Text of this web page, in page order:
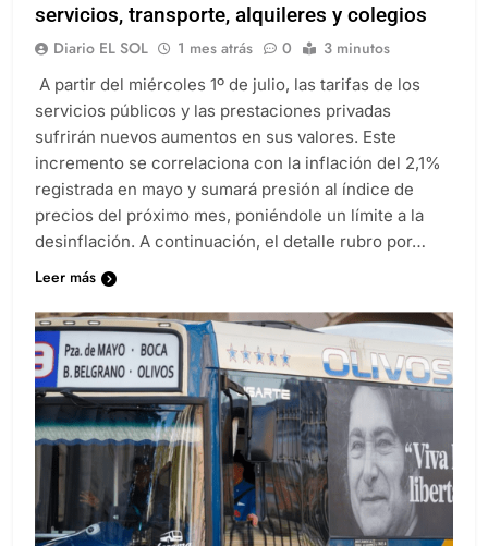
servicios, transporte, alquileres y colegios
Diario EL SOL 1 mes atrás 0 3 minutos
A partir del miércoles 1º de julio, las tarifas de los
servicios públicos y las prestaciones privadas
sufrirán nuevos aumentos en sus valores. Este
incremento se correlaciona con la inflación del 2,1%
registrada en mayo y sumará presión al índice de
precios del próximo mes, poniéndole un límite a la
desinflación. A continuación, el detalle rubro por…
Leer más